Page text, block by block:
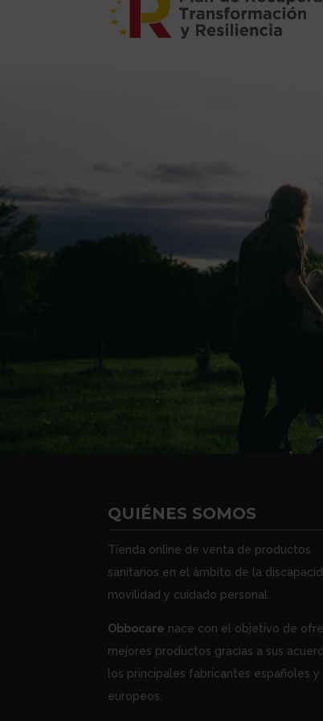
QUIÉNES SOMOS
Tienda online de venta de productos
sanitarios en el ámbito de la
movilidad y cuidado personal.
Obbocare nace con el objetivo de
mejores productos gracias a sus
los principales fabricantes españoles y
europeos.